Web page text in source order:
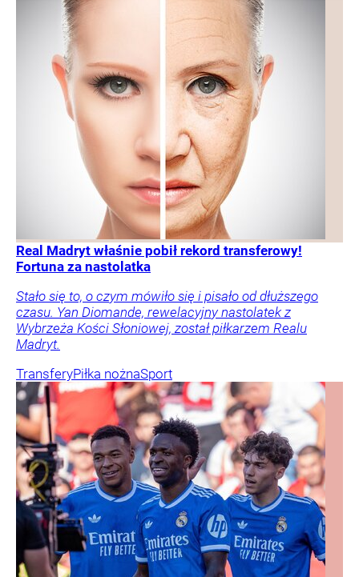
Real Madryt właśnie pobił rekord transferowy!
Fortuna za nastolatka
Stało się to, o czym mówiło się i pisało od dłuższego
czasu. Yan Diomande, rewelacyjny nastolatek z
Wybrzeża Kości Słoniowej, został piłkarzem Realu
Madryt.
TransferyPiłka nożnaSport